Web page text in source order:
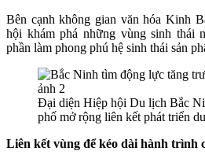
Bên cạnh không gian văn hóa Kinh
hội khám phá những vùng sinh thái
phần làm phong phú hệ sinh thái sản
Đại diện Hiệp hội Du lịch Bắc
phố mở rộng liên kết phát triển
Liên kết vùng để kéo dài hành trình